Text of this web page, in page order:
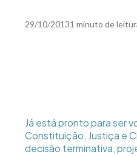
29/10/20131 minuto de
Já está pronto para ser
Constituição, Justiça e
decisão terminativa,